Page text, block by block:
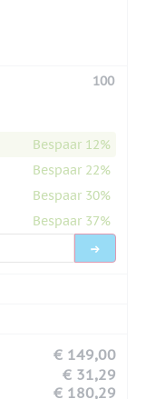
100
Bespaar 12%
Bespaar 22%
Bespaar 30%
Bespaar 37%
€ 149,00
€ 31,29
€ 180,29